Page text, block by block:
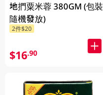
地捫粟米蓉 380GM (包裝
隨機發放)
2件$20
$16.90